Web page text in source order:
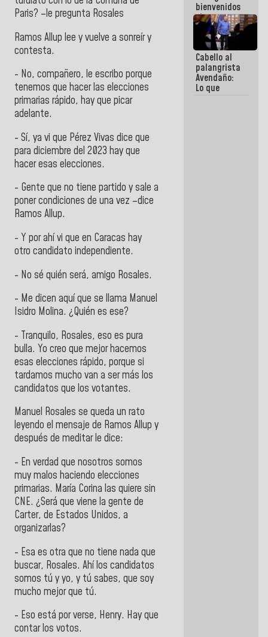
Paris? –le pregunta Rosales
Ramos Allup lee y vuelve a sonreír y
contesta.
- No, compañero, le escribo porque
tenemos que hacer las elecciones
primarias rápido, hay que picar
adelante.
- Sí, ya vi que Pérez Vivas dice que
para diciembre del 2023 hay que
hacer esas elecciones.
- Gente que no tiene partido y sale a
poner condiciones de una vez –dice
Ramos Allup.
- Y por ahí vi que en Caracas hay
otro candidato independiente.
- No sé quién será, amigo Rosales.
- Me dicen aquí que se llama Manuel
Isidro Molina. ¿Quién es ese?
- Tranquilo, Rosales, eso es pura
bulla. Yo creo que mejor hacemos
esas elecciones rápido, porque si
tardamos mucho van a ser más los
candidatos que los votantes.
Manuel Rosales se queda un rato
leyendo el mensaje de Ramos Allup y
después de meditar le dice:
- En verdad que nosotros somos
muy malos haciendo elecciones
primarias. María Corina las quiere sin
CNE. ¿Será que viene la gente de
Carter, de Estados Unidos, a
organizarlas?
- Esa es otra que no tiene nada que
buscar, Rosales. Ahí los candidatos
somos tú y yo, y tú sabes, que soy
mucho mejor que tú.
- Eso está por verse, Henry. Hay que
contar los votos.
bienvenidos
siempre que
estén en el
marco de la
Constitución
de la
República
Cabello al
palangrista
Avendaño:
Lo que